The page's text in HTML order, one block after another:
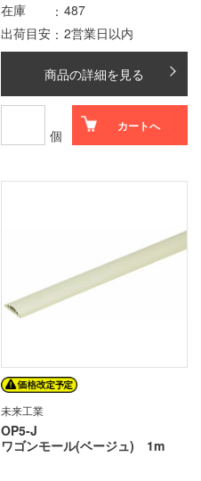
在庫
487
出荷目安
2営業日以内
商品の詳細を見る
個
カートへ
未来工業
OP5-J
ワゴンモール(ベージュ) 1m